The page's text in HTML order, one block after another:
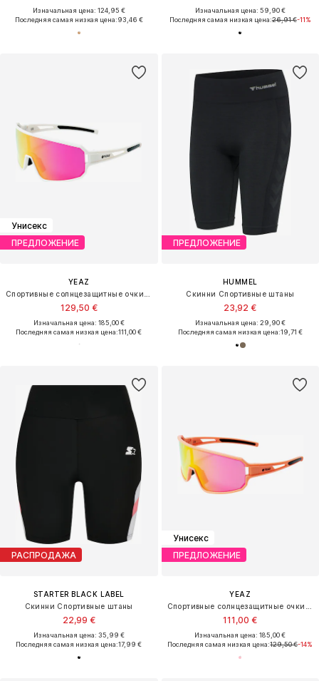
Изначальная цена: 124,95 €
Последняя самая низкая цена:93,46 €
Изначальная цена: 59,90 €
Последняя самая низкая цена:26,91 €-11%
Унисекс
ПРЕДЛОЖЕНИЕ
YEAZ
129,50 €
Изначальная цена: 185,00 €
Последняя самая низкая цена:111,00 €
ПРЕДЛОЖЕНИЕ
HUMMEL
Скинни Спортивные штаны
23,92 €
Изначальная цена: 29,90 €
Последняя самая низкая цена:19,71 €
РАСПРОДАЖА
STARTER BLACK LABEL
Скинни Спортивные штаны
22,99 €
Изначальная цена: 35,99 €
Последняя самая низкая цена:17,99 €
Унисекс
ПРЕДЛОЖЕНИЕ
YEAZ
111,00 €
Изначальная цена: 185,00 €
Последняя самая низкая цена:129,50 €-14%